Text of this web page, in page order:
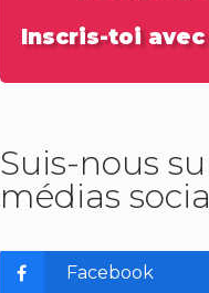
Inscris-toi avec
Suis-nous
médias
Facebook